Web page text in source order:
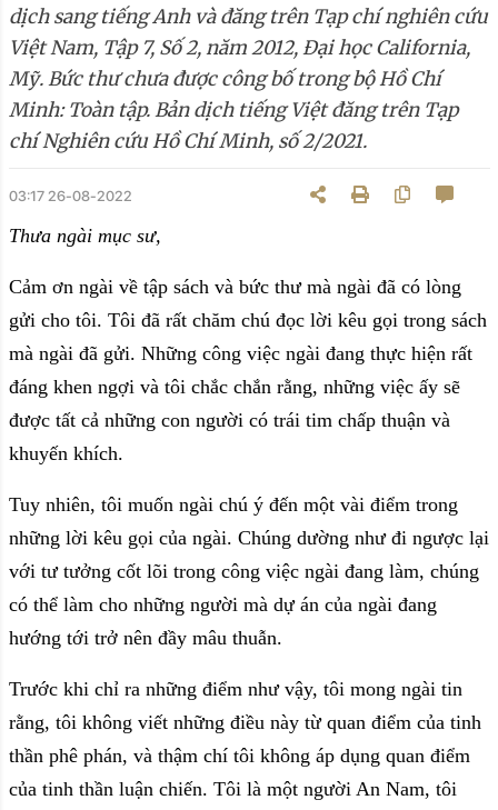
dịch sang tiếng Anh và đăng trên Tạp chí nghiên cứu
Việt Nam, Tập 7, Số 2, năm 2012, Đại học California,
Mỹ. Bức thư chưa được công bố trong bộ Hồ Chí
Minh: Toàn tập. Bản dịch tiếng Việt đăng trên Tạp
chí Nghiên cứu Hồ Chí Minh, số 2/2021.
03:17 26-08-2022
Thưa ngài mục sư,
Cảm ơn ngài về tập sách và bức thư mà ngài đã có lòng
gửi cho tôi. Tôi đã rất chăm chú đọc lời kêu gọi trong sách
mà ngài đã gửi. Những công việc ngài đang thực hiện rất
đáng khen ngợi và tôi chắc chắn rằng, những việc ấy sẽ
được tất cả những con người có trái tim chấp thuận và
khuyến khích.
Tuy nhiên, tôi muốn ngài chú ý đến một vài điểm trong
những lời kêu gọi của ngài. Chúng dường như đi ngược lại
với tư tưởng cốt lõi trong công việc ngài đang làm, chúng
có thể làm cho những người mà dự án của ngài đang
hướng tới trở nên đầy mâu thuẫn.
Trước khi chỉ ra những điểm như vậy, tôi mong ngài tin
rằng, tôi không viết những điều này từ quan điểm của tinh
thần phê phán, và thậm chí tôi không áp dụng quan điểm
của tinh thần luận chiến. Tôi là một người An Nam, tôi